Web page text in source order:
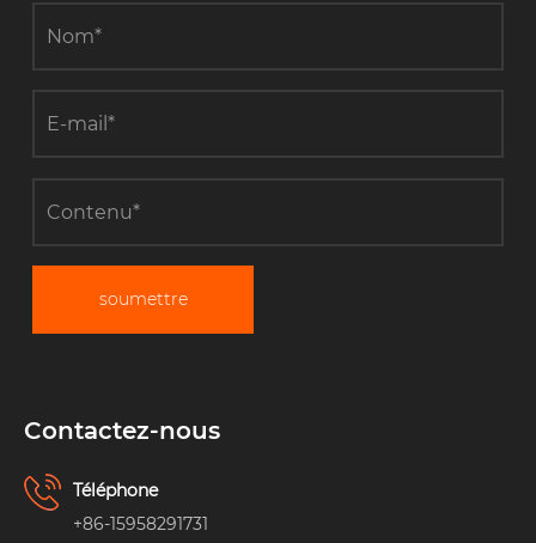
soumettre
Contactez-nous
Téléphone
+86-15958291731